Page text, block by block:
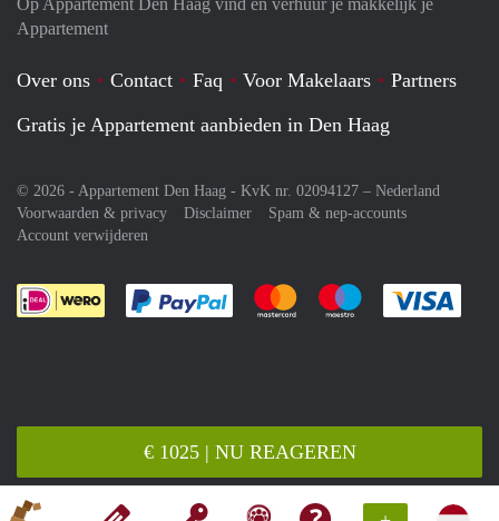
€ 1025 | NU REAGEREN
Appartement
Over ons Contact Faq Voor Makelaars
Partners
Gratis je Appartement aanbieden in Den Haag
© 2026 - Appartement Den Haag - KvK nr. 02094127 – Nederland
Voorwaarden & privacy
Disclaimer
Spam & nep-accounts
Account verwijderen
Je rekent gemakkelijk af met Paypal
Je rekent gemakkelijk af met
Je rekent